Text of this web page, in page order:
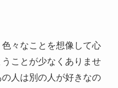
々なことを想像して心
ことが少なくありませ
人は別の人が好きなの